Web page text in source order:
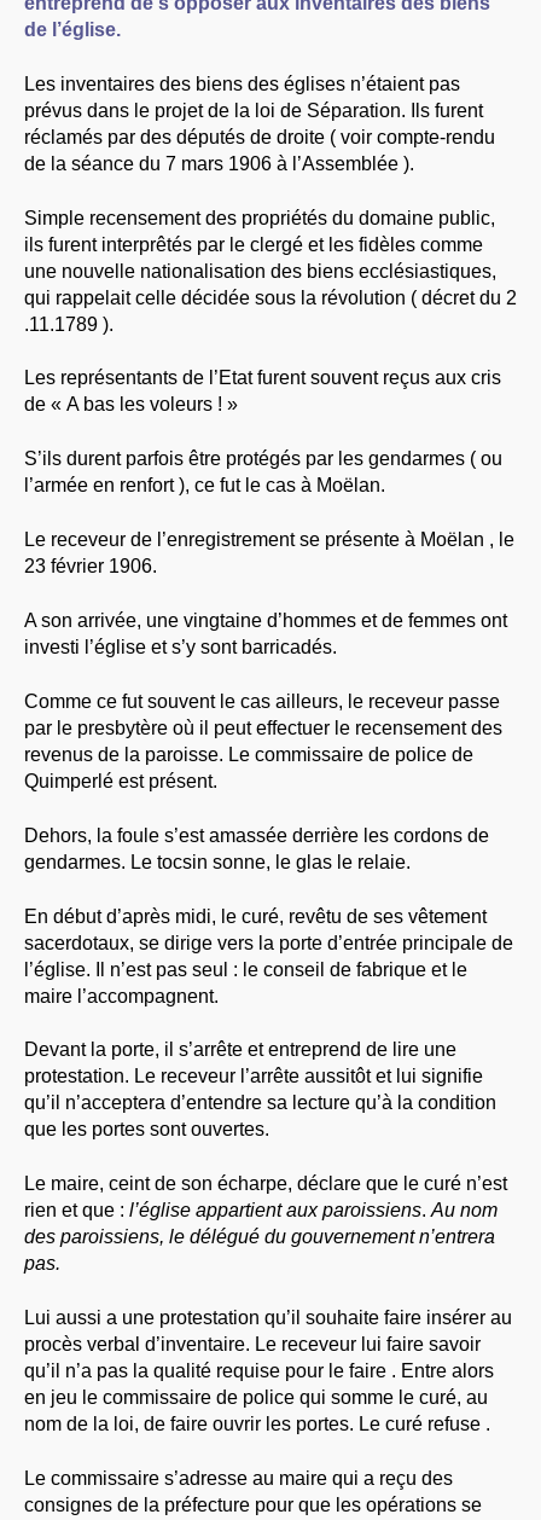
de l’église.
Les inventaires des biens des églises n’étaient pas
prévus dans le projet de la loi de Séparation. Ils furent
réclamés par des députés de droite ( voir compte-rendu
de la séance du 7 mars 1906 à l’Assemblée ).
Simple recensement des propriétés du domaine public,
ils furent interprêtés par le clergé et les fidèles comme
une nouvelle nationalisation des biens ecclésiastiques,
qui rappelait celle décidée sous la révolution ( décret du 2
.11.1789 ).
Les représentants de l’Etat furent souvent reçus aux cris
de « A bas les voleurs ! »
S’ils durent parfois être protégés par les gendarmes ( ou
l’armée en renfort ), ce fut le cas à Moëlan.
Le receveur de l’enregistrement se présente à Moëlan , le
23 février 1906.
A son arrivée, une vingtaine d’hommes et de femmes ont
investi l’église et s’y sont barricadés.
Comme ce fut souvent le cas ailleurs, le receveur passe
par le presbytère où il peut effectuer le recensement des
revenus de la paroisse. Le commissaire de police de
Quimperlé est présent.
Dehors, la foule s’est amassée derrière les cordons de
gendarmes. Le tocsin sonne, le glas le relaie.
En début d’après midi, le curé, revêtu de ses vêtement
sacerdotaux, se dirige vers la porte d’entrée principale de
l’église. Il n’est pas seul : le conseil de fabrique et le
maire l’accompagnent.
Devant la porte, il s’arrête et entreprend de lire une
protestation. Le receveur l’arrête aussitôt et lui signifie
qu’il n’acceptera d’entendre sa lecture qu’à la condition
que les portes sont ouvertes.
Le maire, ceint de son écharpe, déclare que le curé n’est
rien et que : l’église appartient aux paroissiens. Au nom
des paroissiens, le délégué du gouvernement n’entrera
pas.
Lui aussi a une protestation qu’il souhaite faire insérer au
procès verbal d’inventaire. Le receveur lui faire savoir
qu’il n’a pas la qualité requise pour le faire . Entre alors
en jeu le commissaire de police qui somme le curé, au
nom de la loi, de faire ouvrir les portes. Le curé refuse .
Le commissaire s’adresse au maire qui a reçu des
consignes de la préfecture pour que les opérations se